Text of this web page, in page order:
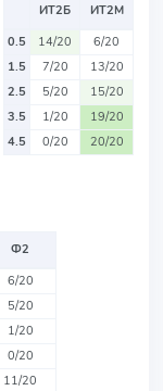
ИТ2Б
ИТ2М
0.5
14/20
6/20
1.5
7/20
13/20
2.5
5/20
15/20
3.5
1/20
19/20
4.5
0/20 20/20
Ф2
6/20
5/20
1/20
0/20
11/20